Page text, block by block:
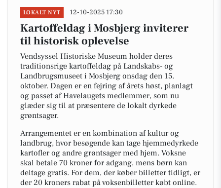
LOKALT NYT 12-10-2025 17:30
Kartoffeldag i Mosbjerg inviterer
til historisk oplevelse
Vendsyssel Historiske Museum holder deres
traditionsrige kartoffeldag på Landskabs- og
Landbrugsmuseet i Mosbjerg onsdag den 15.
oktober. Dagen er en fejring af årets høst, planlagt
og passet af Havelaugets medlemmer, som nu
glæder sig til at præsentere de lokalt dyrkede
grøntsager.
Arrangementet er en kombination af kultur og
landbrug, hvor besøgende kan tage hjemmedyrkede
kartofler og andre grøntsager med hjem. Voksne
skal betale 70 kroner for adgang, mens børn kan
deltage gratis. For dem, der køber billetter tidligt, er
der 20 kroners rabat på voksenbilletter købt online.